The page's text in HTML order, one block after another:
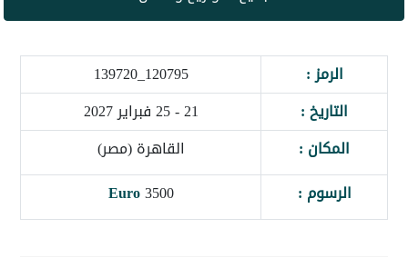
الرمز :
120795_139720
التاريخ :
21 - 25 فبراير 2027
المكان :
القاهرة (مصر)
الرسوم :
3500
Euro